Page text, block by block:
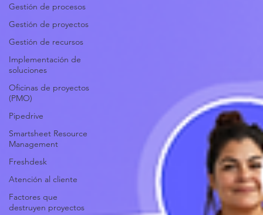
Gestión de procesos
Gestión de proyectos
Gestión de recursos
Implementación de
soluciones
Oficinas de proyectos
(PMO)
Pipedrive
Smartsheet Resource
Management
Freshdesk
Atención al cliente
Factores que
destruyen proyectos